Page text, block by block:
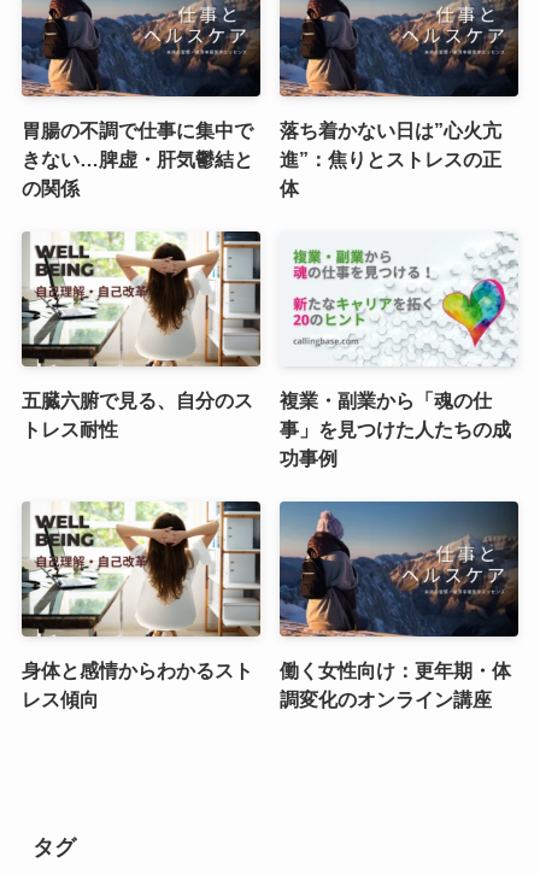
胃腸の不調で仕事に集中で
きない…脾虚・肝気鬱結と
の関係
落ち着かない日は”心火亢
進”：焦りとストレスの正
体
五臓六腑で見る、自分のス
トレス耐性
複業・副業から「魂の仕
事」を見つけた人たちの成
功事例
身体と感情からわかるスト
レス傾向
働く女性向け：更年期・体
調変化のオンライン講座
タグ